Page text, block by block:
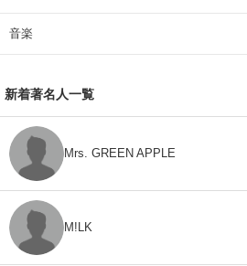
音楽
新着著名人一覧
Mrs. GREEN APPLE
M!LK